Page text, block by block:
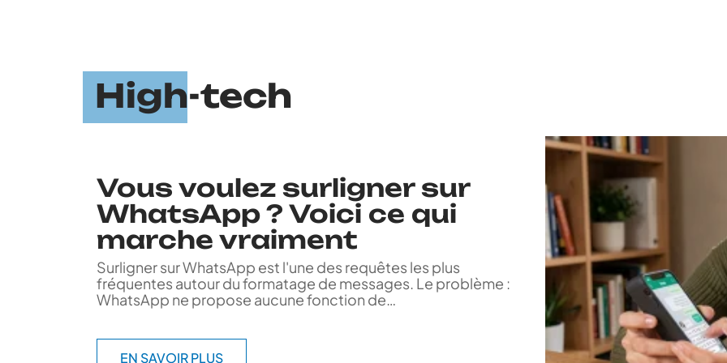
High-tech
Vous voulez surligner sur
WhatsApp ? Voici ce qui
marche vraiment
Surligner sur WhatsApp est l'une des requêtes les plus
fréquentes autour du formatage de messages. Le problème :
WhatsApp ne propose aucune fonction de…
EN SAVOIR PLUS